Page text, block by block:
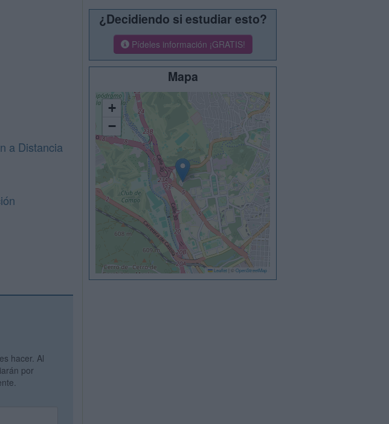
a Distancia
hacer. Al
por
¿Decidiendo si estudiar esto?
Pídeles información ¡GRATIS!
Mapa
+
−
Leaflet © OpenStreetMap